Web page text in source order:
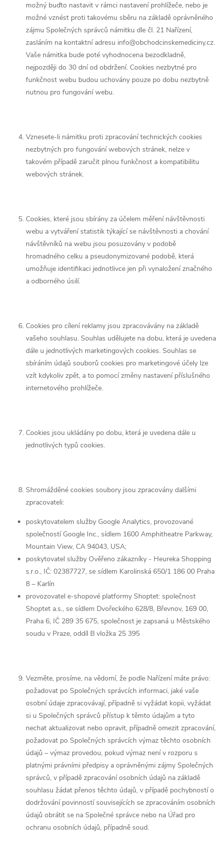
možný buďto nastavit v rámci nastavení prohlížeče, nebo je
možné vznést proti takovému sběru na základě oprávněného
zájmu Společných správců námitku dle čl. 21 Nařízení,
zasláním na kontaktní adresu info@obchodcinskemediciny.cz.
Vaše námitka bude poté vyhodnocena bezodkladně,
nejpozději do 30 dní od obdržení. Cookies nezbytné pro
funkčnost webu budou uchovány pouze po dobu nezbytně
nutnou pro fungování webu.
Vznesete-li námitku proti zpracování technických cookies
nezbytných pro fungování webových stránek, nelze v
takovém případě zaručit plnou funkčnost a kompatibilitu
webových stránek.
Cookies, které jsou sbírány za účelem měření návštěvnosti
webu a vytváření statistik týkající se návštěvnosti a chování
návštěvníků na webu jsou posuzovány v podobě
hromadného celku a pseudonymizované podobě, která
umožňuje identifikaci jednotlivce jen při vynaložení značného
a odborného úsilí.
Cookies pro cílení reklamy jsou zpracovávány na základě
vašeho souhlasu. Souhlas udělujete na dobu, která je uvedena
dále u jednotlivých marketingových cookies. Souhlas se
sbíráním údajů souborů cookies pro marketingové účely lze
vzít kdykoliv zpět, a to pomocí změny nastavení příslušného
internetového prohlížeče.
Cookies jsou ukládány po dobu, která je uvedena dále u
jednotlivých typů cookies.
Shromážděné cookies soubory jsou zpracovány dalšími
zpracovateli:
poskytovatelem služby Google Analytics, provozované
společností Google Inc., sídlem 1600 Amphitheatre Parkway,
Mountain View, CA 94043, USA;
poskytovatel služby Ověřeno zákazníky - Heureka Shopping
s.r.o., IČ: 02387727, se sídlem Karolinská 650/1 186 00 Praha
8 – Karlín
provozovatel e-shopové platformy Shoptet: společnost
Shoptet a.s., se sídlem Dvořeckého 628/8, Břevnov, 169 00,
Praha 6, IČ 289 35 675, společnost je zapsaná u Městského
soudu v Praze, oddíl B vložka 25 395
Vezměte, prosíme, na vědomí, že podle Nařízení máte právo:
požadovat po Společných správcích informaci, jaké vaše
osobní údaje zpracovávají, případně si vyžádat kopii, vyžádat
si u Společných správců přístup k těmto údajům a tyto
nechat aktualizovat nebo opravit, případně omezit zpracování,
požadovat po Společných správcích výmaz těchto osobních
údajů – výmaz provedou, pokud výmaz není v rozporu s
platnými právními předpisy a oprávněnými zájmy Společných
správců, v případě zpracování osobních údajů na základě
souhlasu žádat přenos těchto údajů, v případě pochybností o
dodržování povinností souvisejících se zpracováním osobních
údajů obrátit se na Společné správce nebo na Úřad pro
ochranu osobních údajů, případně soud.